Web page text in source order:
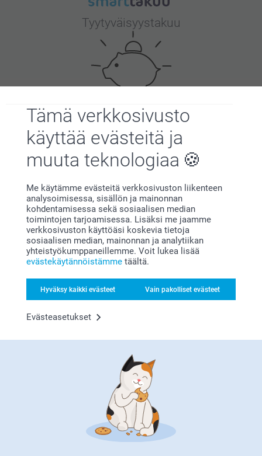
Tämä verkkosivusto
käyttää evästeitä ja
muuta teknologiaa
Me käytämme evästeitä verkkosivuston liikenteen
analysoimisessa, sisällön ja mainonnan
kohdentamisessa sekä sosiaalisen median
toimintojen tarjoamisessa. Lisäksi me jaamme
verkkosivuston käyttöäsi koskevia tietoja
sosiaalisen median, mainonnan ja analytiikan
yhteistyökumppaneillemme. Voit lukea lisää
evästekäytännöistämme täältä.
Hyväksy kaikki evästeet Vain pakolliset evästeet
Evästeasetukset
Tyytyväisyystakuu
Bonusta kaikista tilauksista
Etsitkö inspiraatiota?
Tilaa uutiskirje
Kirjoita sähköpostiosoitteesi tähän